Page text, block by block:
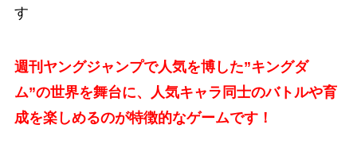
す
週刊ヤングジャンプで人気を博した”キングダ
ム”の世界を舞台に、人気キャラ同士のバトルや育
成を楽しめるのが特徴的なゲームです！